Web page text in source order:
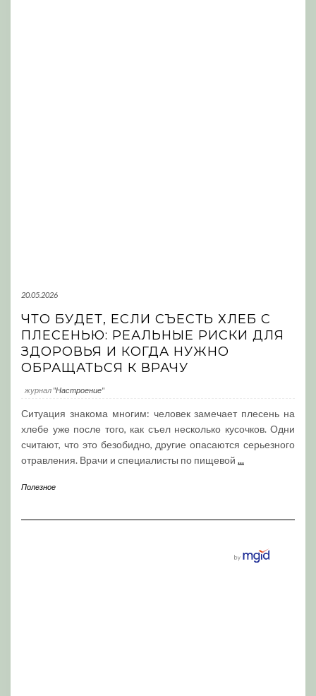
20.05.2026
ЧТО БУДЕТ, ЕСЛИ СЪЕСТЬ ХЛЕБ С
ПЛЕСЕНЬЮ: РЕАЛЬНЫЕ РИСКИ ДЛЯ
ЗДОРОВЬЯ И КОГДА НУЖНО
ОБРАЩАТЬСЯ К ВРАЧУ
журнал "Настроение"
Ситуация знакома многим: человек замечает плесень на
хлебе уже после того, как съел несколько кусочков. Одни
считают, что это безобидно, другие опасаются серьезного
отравления. Врачи и специалисты по пищевой ...
Полезное